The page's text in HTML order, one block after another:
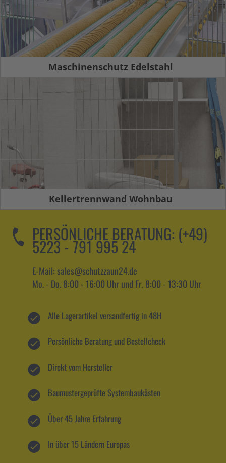
Maschinenschutz Edelstahl
Kellertrennwand Wohnbau
PERSÖNLICHE BERATUNG: (+49)
5223 - 791 995 24
E-Mail: sales@schutzzaun24.de
Mo. - Do. 8:00 - 16:00 Uhr und Fr. 8:00 - 13:30 Uhr
Alle Lagerartikel versandfertig in 48H
Persönliche Beratung und Bestellcheck
Direkt vom Hersteller
Baumustergeprüfte Systembaukästen
Über 45 Jahre Erfahrung
In über 15 Ländern Europas